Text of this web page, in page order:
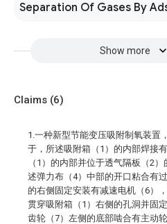
Separation Of Gases By
Show more
Claims (6)
1.一种新型节能变压吸附制氧装置
于，所述吸附箱（1）的内部焊接
（1）的内部并位于透气隔板（2
述弹力布（4）中部的开口粘合有
的右侧固定安装有减速电机（6）
贯穿吸附箱（1）右侧的孔洞并固
齿轮（7）左侧的底部啮合有主动